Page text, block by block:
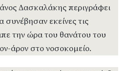
Δασκαλάκης περιγράφει
εκείνες τις
την ώρα του θανάτου του
άρον στο νοσοκομείο.